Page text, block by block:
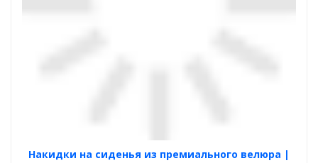
Накидки на сиденья из премиального велюра |